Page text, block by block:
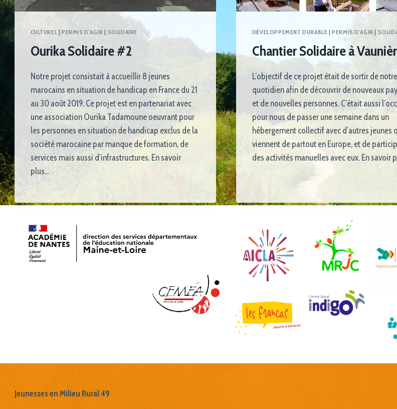
CULTUREL |PERMIS D'AGIR SOLIDAIRE
Ourika Solidaire #2
Notre projet consistait à accueillir 8 jeunes
marocains en situation de handicap en France du 21
au 30 août 2019. Ce projet est en partenariat avec
une association Ourika Tadamoune oeuvrant pour
les personnes en situation de handicap exclus de la
société marocaine par manque de formation, de
services mais aussi d’infrastructures. En savoir
plus…
DÉVELOPPEMENT DURABLE |PERMIS D'AGIR
Chantier Solidaire à
L’objectif de ce projet était de sortir de notre
quotidien afin de découvrir de nouveaux
et de nouvelles personnes. C’était aussi
pour nous de passer une semaine dans un
hébergement collectif avec d’autres jeunes
viennent de partout en Europe, et de
des activités manuelles avec eux. En savoir
Jeunesses en Milieu Rural 49